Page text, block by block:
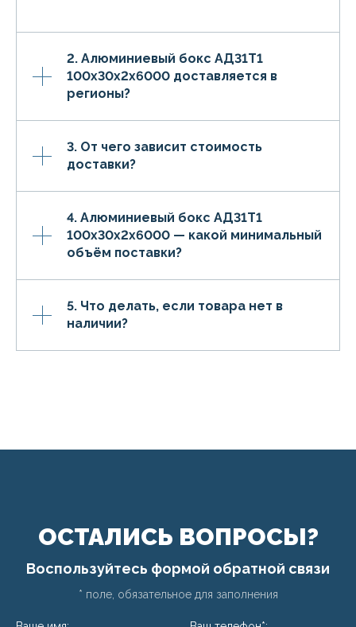
2. Алюминиевый бокс АД31Т1
100х30х2х6000 доставляется в
регионы?
3. От чего зависит стоимость
доставки?
4. Алюминиевый бокс АД31Т1
100х30х2х6000 — какой минимальный
объём поставки?
5. Что делать, если товара нет в
наличии?
ОСТАЛИСЬ ВОПРОСЫ?
Воспользуйтесь формой обратной связи
* поле, обязательное для заполнения